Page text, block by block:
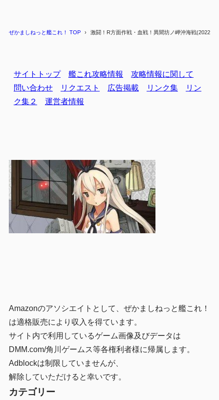
ぜかましねっと艦これ！ TOP 激闘！R方面作戦・血戦！異聞坊ノ岬沖海戦(2022春)
サイトトップ 艦これ攻略情報
攻略情報に関して
問い合わせ
リクエスト 広告掲載 リンク集
リン
ク集２
運営者情報
Amazonのアソシエイトとして、ぜかましねっと艦これ！
は適格販売により収入を得ています。
サイト内で利用しているゲーム画像及びデータは
DMM.com/角川ゲームス等各権利者様に帰属します。
Adblockは制限していませんが、
解除していただけると幸いです。
カテゴリー